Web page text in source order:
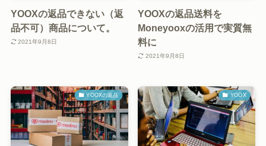
YOOXの返品できない（返
品不可）商品について。
2021年9月8日
YOOXの返品送料を
Moneyooxの活用で実質無
料に
2021年9月8日
YOOXの返品 YOOX